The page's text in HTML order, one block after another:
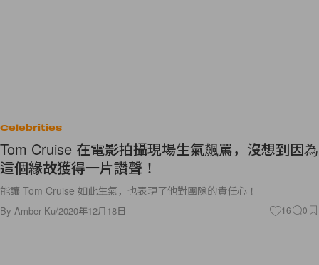
Celebrities
Tom Cruise 在電影拍攝現場生氣飆罵，沒想到因為
這個緣故獲得一片讚聲！
能讓 Tom Cruise 如此生氣，也表現了他對團隊的責任心！
By Amber Ku/2020年12月18日 16 0